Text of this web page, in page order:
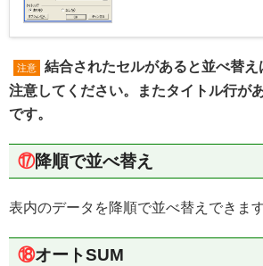
注意
結合されたセルがあると並べ替え
注意してください。またタイトル行が
です。
⑰降順で並べ替え
表内のデータを降順で並べ替えできます
⑱オートSUM